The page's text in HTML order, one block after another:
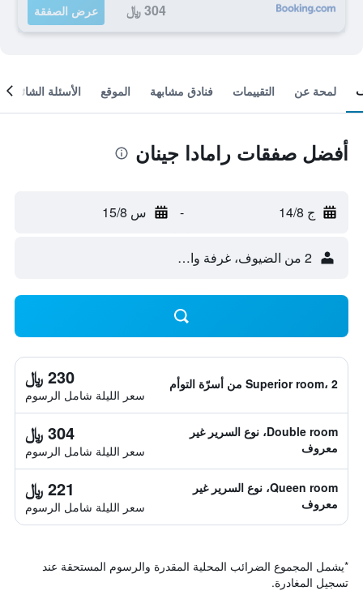
304 ﷼ عرض الصفقة
لمحة عن التقييمات فنادق مشابهة الموقع الأسئلة الشائعة
أفضل صفقات رامادا جينان
ج 14/8 - س 15/8
2 من الضيوف، غرفة واحدة
Superior room، 2 من أسرّة التوأم 230 ﷼
سعر الليلة شامل الرسوم
Double room، نوع السرير غير
معروف
304 ﷼
سعر الليلة شامل الرسوم
Queen room، نوع السرير غير
معروف
221 ﷼
سعر الليلة شامل الرسوم
*يشمل المجموع الضرائب المحلية المقدرة والرسوم المستحقة عند
تسجيل المغادرة.